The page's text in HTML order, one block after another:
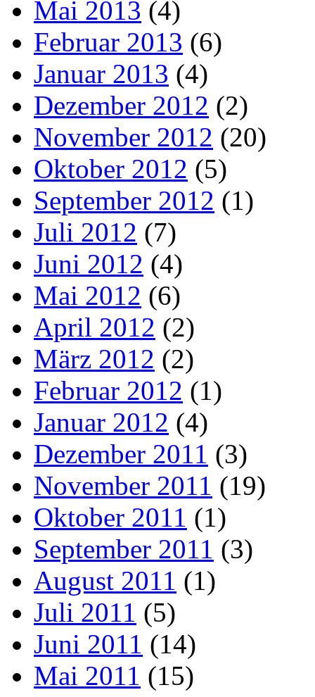
Mai 2013 (4)
Februar 2013 (6)
Januar 2013 (4)
Dezember 2012 (2)
November 2012 (20)
Oktober 2012 (5)
September 2012 (1)
Juli 2012 (7)
Juni 2012 (4)
Mai 2012 (6)
April 2012 (2)
März 2012 (2)
Februar 2012 (1)
Januar 2012 (4)
Dezember 2011 (3)
November 2011 (19)
Oktober 2011 (1)
September 2011 (3)
August 2011 (1)
Juli 2011 (5)
Juni 2011 (14)
Mai 2011 (15)